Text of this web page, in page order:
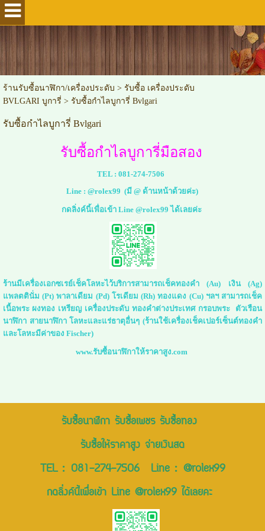
ร้านรับซื้อนาฬิกา/เครื่องประดับ > รับซื้อ เครื่องประดับ
BVLGARI บูการี่ > รับซื้อกำไลบูการี่ Bvlgari
รับซื้อกำไลบูการี่ Bvlgari
รับซื้อกำไลบูการี่มือสอง
TEL : 081-274-7506
Line :@rolex99 (มี @ ด้านหน้าด้วยค่ะ)
กดลิ่งค์นี้เพื่อเข้า Line @rolex99 ได้เลยค่ะ
ร้านมีเครื่องเอกซเรย์เช็คโลหะไว้บริการสามารถเช็คทองคำ (Au) เงิน (Ag)
แพลตตินั่ม (Pt) พาลาเดียม (Pd) โรเดียม (Rh) ทองแดง (Cu) ฯลฯ สามารถเช็ค
เนื้อพระ ผงทอง เหรียญ เครื่องประดับ ทองคำต่างประเทศ กรอบพระ ตัวเรือน
นาฬิกา สายนาฬิกา โลหะและแร่ธาตุอื่นๆ (ร้านใช้เครื่องเช็คเปอร์เซ็นต์ทองคำ
และโลหะมีค่าของ Fischer)
www.รับซื้อนาฬิกาให้ราคาสูง.com
รับซื้อนาฬิกา รับซื้อเพชร รับซื้อทอง
รับซื้อให้ราคาสูง จ่ายเงินสด
TEL : 081-274-7506Line : @rolex99
กดลิ่งค์นี้เพื่อเข้า Line @rolex99 ได้เลยคะ